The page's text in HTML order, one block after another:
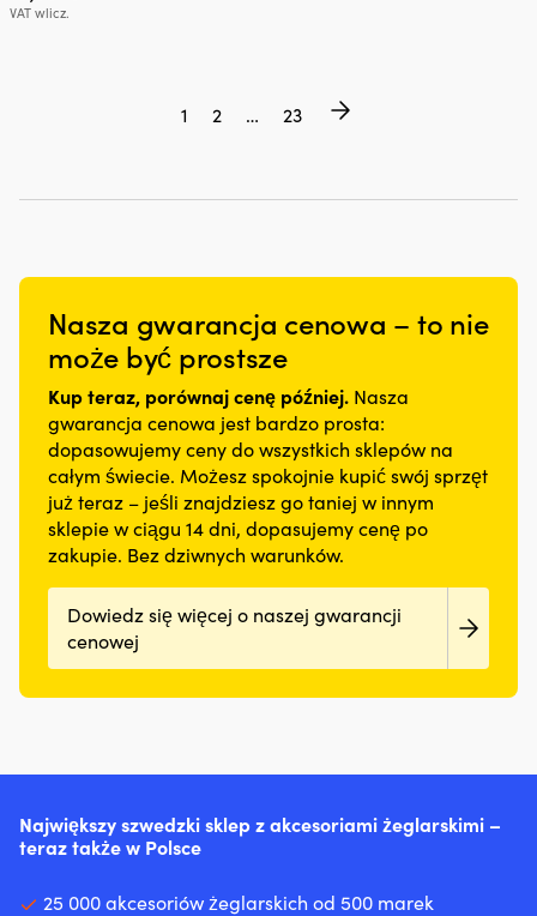
VAT wlicz.
1 2 … 23
Nasza gwarancja cenowa – to nie
może być prostsze
Kup teraz, porównaj cenę później. Nasza
gwarancja cenowa jest bardzo prosta:
dopasowujemy ceny do wszystkich sklepów na
całym świecie. Możesz spokojnie kupić swój sprzęt
już teraz – jeśli znajdziesz go taniej w innym
sklepie w ciągu 14 dni, dopasujemy cenę po
zakupie. Bez dziwnych warunków.
Dowiedz się więcej o naszej gwarancji
cenowej
Największy szwedzki sklep z akcesoriami żeglarskimi –
teraz także w Polsce
25 000 akcesoriów żeglarskich od 500 marek